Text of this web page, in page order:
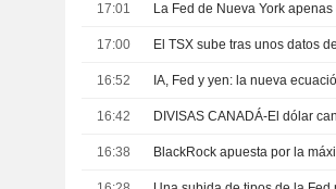
17:01
17:00
16:52 IA, Fed y yen: la nueva
16:42
16:38